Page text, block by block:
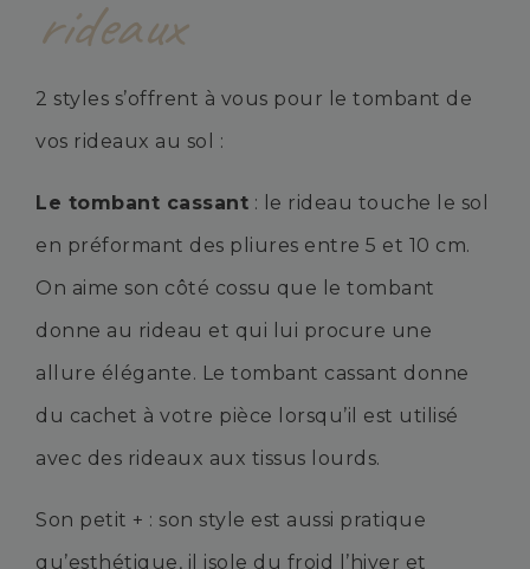
rideaux
2 styles s’offrent à vous pour le tombant de
vos rideaux au sol :
Le tombant cassant : le rideau touche le sol
en préformant des pliures entre 5 et 10 cm.
On aime son côté cossu que le tombant
donne au rideau et qui lui procure une
allure élégante. Le tombant cassant donne
du cachet à votre pièce lorsqu’il est utilisé
avec des rideaux aux tissus lourds.
Son petit + : son style est aussi pratique
qu’esthétique, il isole du froid l’hiver et